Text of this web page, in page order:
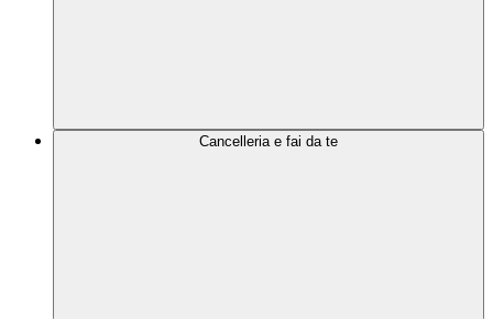
Cancelleria e fai da te